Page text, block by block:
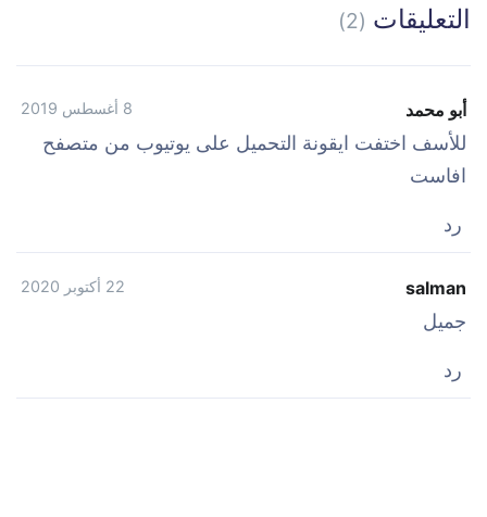
التعليقات (2)
أبو محمد 8 أغسطس 2019
للأسف اختفت ايقونة التحميل على يوتيوب من متصفح
افاست
رد
salman 22 أكتوبر 2020
جميل
رد